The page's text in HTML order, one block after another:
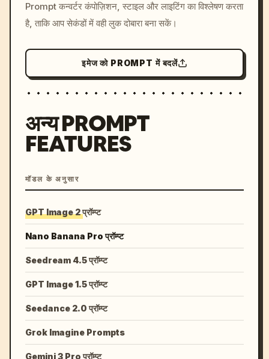
colors, 8k --v 6.0
Prompt कन्वर्टर कंपोज़िशन, स्टाइल और लाइटिंग का विश्लेषण करता
है, ताकि आप सेकंडों में वही लुक दोबारा बना सकें।
इमेज को PROMPT में बदलें
अन्य PROMPT
FEATURES
मॉडल के अनुसार
GPT Image 2 प्रॉम्प्ट
Nano Banana Pro प्रॉम्प्ट
Seedream 4.5 प्रॉम्प्ट
GPT Image 1.5 प्रॉम्प्ट
Seedance 2.0 प्रॉम्प्ट
Grok Imagine Prompts
Gemini 3 Pro प्रॉम्प्ट